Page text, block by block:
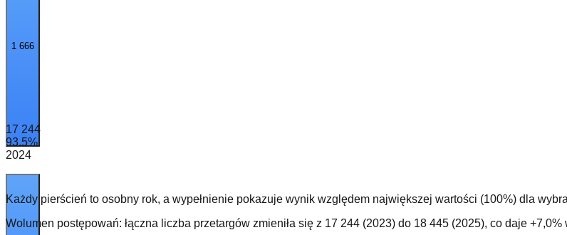
1 666
17 244
93.5%
2024
Każdy pierścień to osobny rok, a wypełnienie pokazuje wynik względem największej wartości (100%) dla
Wolumen postępowań: łączna liczba przetargów zmieniła się z 17 244 (2023) do 18 445 (2025), co daje